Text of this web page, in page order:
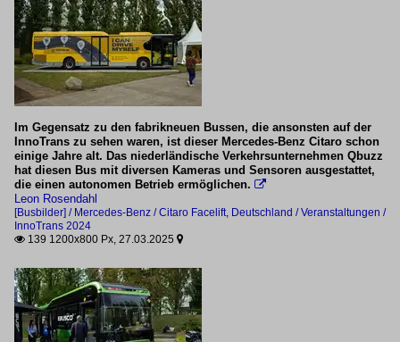
D Set
Deutschland
90 Andere Antriebsarten
BR 0550 (Stadler RS Zero)
BR 1120 (Vossloh Modula)
BR 2248 (Vectron Dual Mode)
BR 2249 (Vectron Dual Mode light)
Nexrail e6
91 E-Loks
BR 105
BR 193 (Vectron)
2002
2020
2023
2024
2025
Im Gegensatz zu den fabrikneuen Bussen, die ansonsten auf der
InnoTrans zu sehen waren, ist dieser Mercedes-Benz Citaro schon
einige Jahre alt. Das niederländische Verkehrsunternehmen Qbuzz
hat diesen Bus mit diversen Kameras und Sensoren ausgestattet,
die einen autonomen Betrieb ermöglichen. 
Leon Rosendahl
[Busbilder] / Mercedes-Benz / Citaro Facelift, Deutschland / Veranstaltungen /
InnoTrans 2024
 139 1200x800 Px, 27.03.2025 